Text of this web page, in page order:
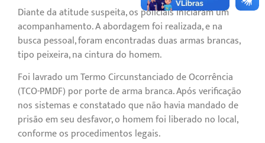
Diante da atitude suspeita, os policiais iniciaram um
acompanhamento. A abordagem foi realizada, e na
busca pessoal, foram encontradas duas armas brancas,
tipo peixeira, na cintura do homem.
Foi lavrado um Termo Circunstanciado de Ocorrência
(TCO-PMDF) por porte de arma branca. Após verificação
nos sistemas e constatado que não havia mandado de
prisão em seu desfavor, o homem foi liberado no local,
conforme os procedimentos legais.